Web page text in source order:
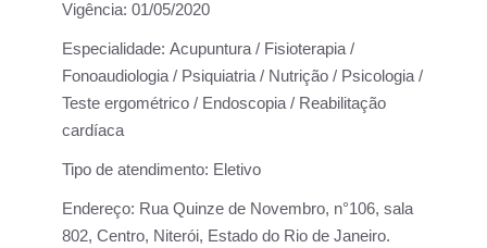
Vigência: 01/05/2020
Especialidade: Acupuntura / Fisioterapia /
Fonoaudiologia / Psiquiatria / Nutrição / Psicologia /
Teste ergométrico / Endoscopia / Reabilitação
cardíaca
Tipo de atendimento: Eletivo
Endereço: Rua Quinze de Novembro, n°106, sala
802, Centro, Niterói, Estado do Rio de Janeiro.